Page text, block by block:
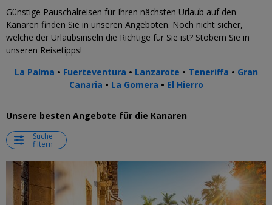
Günstige Pauschalreisen für Ihren nächsten Urlaub auf den
Kanaren finden Sie in unseren Angeboten. Noch nicht sicher,
welche der Urlaubsinseln die Richtige für Sie ist? Stöbern Sie in
unseren Reisetipps!
La Palma • Fuerteventura • Lanzarote • Teneriffa • Gran
Canaria • La Gomera • El Hierro
Unsere besten Angebote für die Kanaren
Suche
filtern